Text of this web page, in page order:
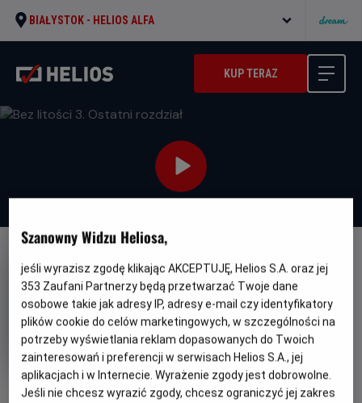
BIAŁYSTOK - HELIOS ALFA
KUP TERAZ
OBSERWUJ
Bez litości 3. Ostatni rozdział
Oryginalny
tytuł
The Equalizer 3 Gatunek
Thriller / Akcja / Kryminał
Minimalny
wiek
Od 15 lat
Czas
trwania
110 min
Kraj
i
rok
produkcji
USA (2023)
OCENA HELIOS
7.1
Szanowny Widzu Heliosa,
jeśli wyrazisz zgodę klikając AKCEPTUJĘ, Helios S.A. oraz jej
353 Zaufani Partnerzy będą przetwarzać Twoje dane
osobowe takie jak adresy IP, adresy e-mail czy identyfikatory
plików cookie do celów marketingowych, w szczególności na
potrzeby wyświetlania reklam dopasowanych do Twoich
zainteresowań i preferencji w serwisach Helios S.A., jej
aplikacjach i w Internecie. Wyrażenie zgody jest dobrowolne.
Jeśli nie chcesz wyrazić zgody, chcesz ograniczyć jej zakres